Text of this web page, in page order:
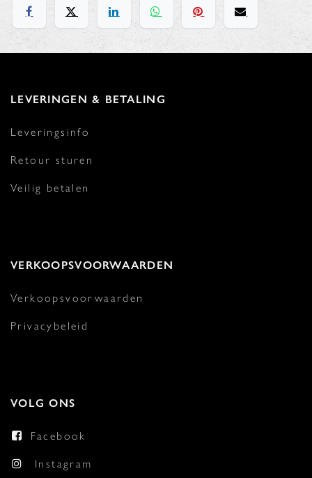
LEVERINGEN & BETALING
Leveringsinfo
Retour sturen
Veilig betalen
VERKOOPSVOORWAARDEN
Verkoopsvoorwaarden
Privacybeleid
VOLG ONS
Facebook
Instagram